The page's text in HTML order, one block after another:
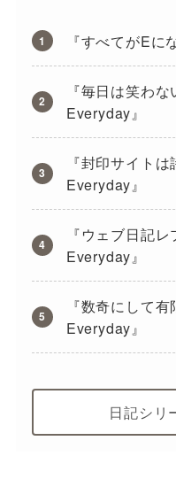
『すべてがEに
『毎日は笑わ
Everyday』
『封印サイト
Everyday』
『ウェブ日記
Everyday』
『数奇にして
Everyday』
日記シリ